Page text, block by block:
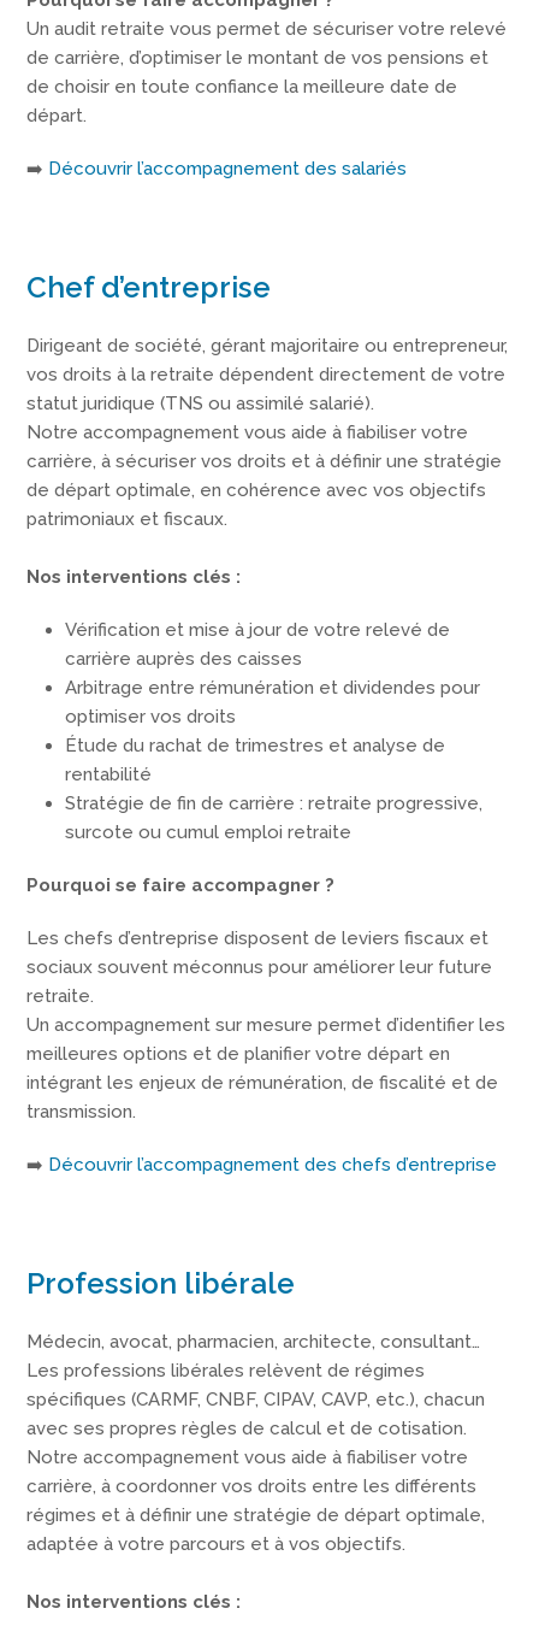
Un audit retraite vous permet de sécuriser votre relevé
de carrière, d’optimiser le montant de vos pensions et
de choisir en toute confiance la meilleure date de
départ.
➡️ Découvrir l’accompagnement des salariés
Chef d’entreprise
Dirigeant de société, gérant majoritaire ou entrepreneur,
vos droits à la retraite dépendent directement de votre
statut juridique (TNS ou assimilé salarié).
Notre accompagnement vous aide à fiabiliser votre
carrière, à sécuriser vos droits et à définir une stratégie
de départ optimale, en cohérence avec vos objectifs
patrimoniaux et fiscaux.
Nos interventions clés :
Vérification et mise à jour de votre relevé de
carrière auprès des caisses
Arbitrage entre rémunération et dividendes pour
optimiser vos droits
Étude du rachat de trimestres et analyse de
rentabilité
Stratégie de fin de carrière : retraite progressive,
surcote ou cumul emploi retraite
Pourquoi se faire accompagner ?
Les chefs d’entreprise disposent de leviers fiscaux et
sociaux souvent méconnus pour améliorer leur future
retraite.
Un accompagnement sur mesure permet d’identifier les
meilleures options et de planifier votre départ en
intégrant les enjeux de rémunération, de fiscalité et de
transmission.
➡️ Découvrir l’accompagnement des chefs d’entreprise
Profession libérale
Médecin, avocat, pharmacien, architecte, consultant…
Les professions libérales relèvent de régimes
spécifiques (CARMF, CNBF, CIPAV, CAVP, etc.), chacun
avec ses propres règles de calcul et de cotisation.
Notre accompagnement vous aide à fiabiliser votre
carrière, à coordonner vos droits entre les différents
régimes et à définir une stratégie de départ optimale,
adaptée à votre parcours et à vos objectifs.
Nos interventions clés :